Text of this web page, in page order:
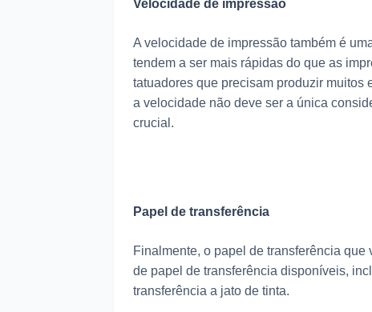
Velocidade de impressão
A velocidade de impressão também é
tendem a ser mais rápidas do que as
tatuadores que precisam produzir muitos
a velocidade não deve ser a única
crucial.
Papel de transferência
Finalmente, o papel de transferência
de papel de transferência disponíveis,
transferência a jato de tinta.